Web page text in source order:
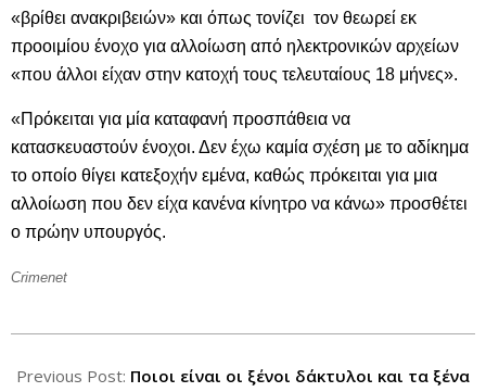
«βρίθει ανακριβειών» και όπως τονίζει τον θεωρεί εκ
προοιμίου ένοχο για αλλοίωση από ηλεκτρονικών αρχείων
«που άλλοι είχαν στην κατοχή τους τελευταίους 18 μήνες».
«Πρόκειται για μία καταφανή προσπάθεια να
κατασκευαστούν ένοχοι. Δεν έχω καμία σχέση με το αδίκημα
το οποίο θίγει κατεξοχήν εμένα, καθώς πρόκειται για μια
αλλοίωση που δεν είχα κανένα κίνητρο να κάνω» προσθέτει
ο πρώην υπουργός.
Crimenet
01-
Previous Post: Ποιοι είναι οι ξένοι δάκτυλοι και τα ξένα